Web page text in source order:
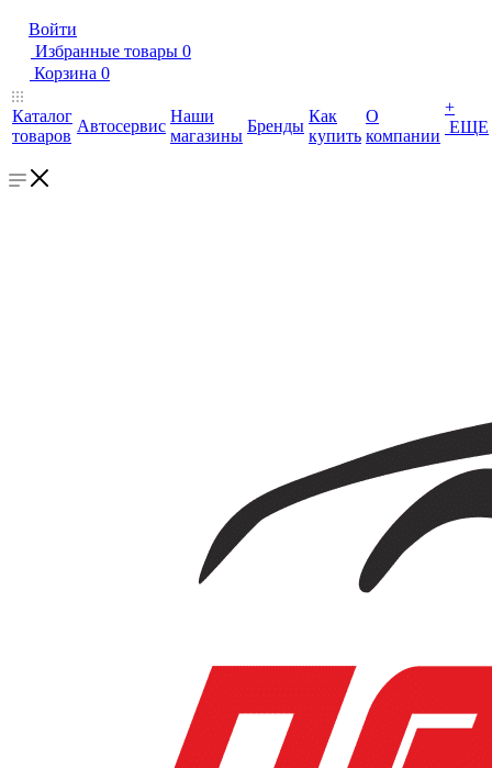
Войти
Избранные товары 0
Корзина 0
Каталог
товаров
Автосервис
Наши
магазины
Бренды
Как
купить
О
компании
+
ЕЩЕ